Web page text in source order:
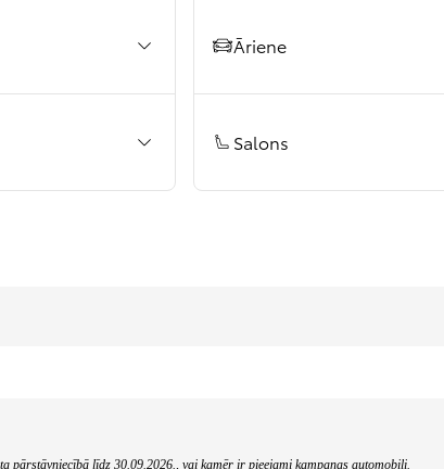
Āriene
Salons
pārstāvniecībā līdz 30.09.2026., vai kamēr ir pieejami kampaņas automobiļi.